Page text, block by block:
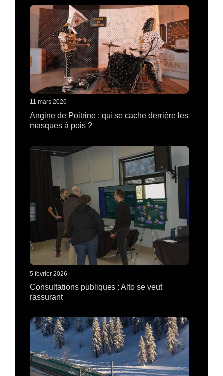
11 mars 2026
Angine de Poitrine : qui se cache derrière les
masques à pois ?
5 février 2026
Consultations publiques : Alto se veut
rassurant